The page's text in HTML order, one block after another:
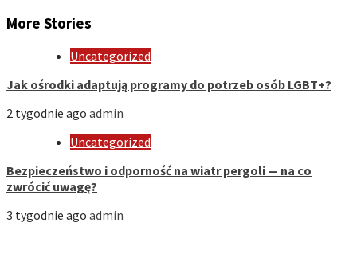
More Stories
Uncategorized
Jak ośrodki adaptują programy do potrzeb osób LGBT+?
2 tygodnie ago admin
Uncategorized
Bezpieczeństwo i odporność na wiatr pergoli — na co
zwrócić uwagę?
3 tygodnie ago admin